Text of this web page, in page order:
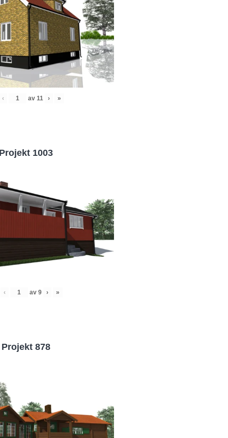
‹ av 11 › »
1003
‹ av 9 › »
Projekt 878